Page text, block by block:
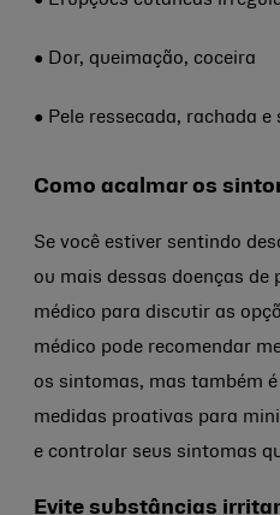
● Dor, queimação, coceira
● Pele ressecada, rachada
Como acalmar os
Se você estiver sentindo
ou mais dessas doenças de
médico para discutir as
médico pode recomendar
os sintomas, mas também
medidas proativas para
e controlar seus sintomas
Evite substâncias